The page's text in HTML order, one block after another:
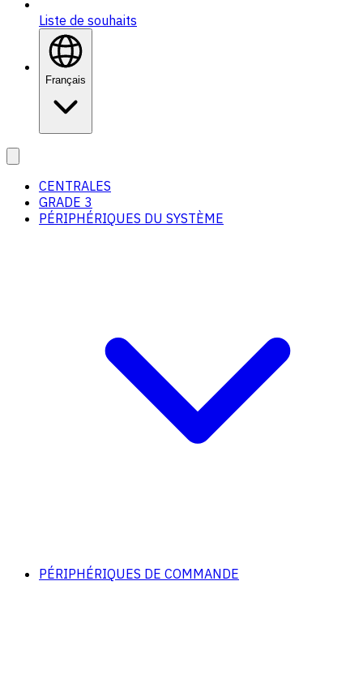
Liste de souhaits
Français
CENTRALES
GRADE 3
PÉRIPHÉRIQUES DU SYSTÈME
PÉRIPHÉRIQUES DE COMMANDE